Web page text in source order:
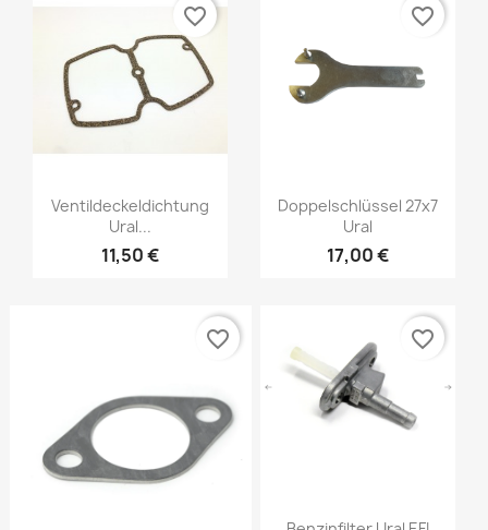
Ventildeckeldichtung
Ural...
11,50 €
favorite_border
Doppelschlüssel 27x7
Ural
17,00 €
favorite_border
favorite_border favorite_border